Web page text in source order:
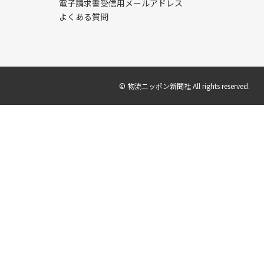
電子請求書受信用メールアドレス
よくある質問
© 物流ニッポン新聞社 All rights reserved.